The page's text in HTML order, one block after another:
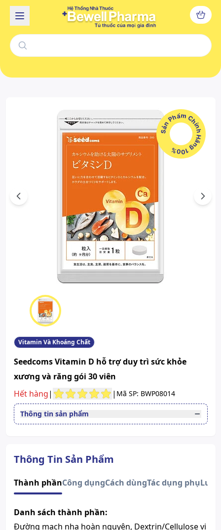
Sản Phẩm Chính Hãng 100%
Previous Next
Vitamin Và Khoáng Chất
Seedcoms Vitamin D hỗ trợ duy trì sức khỏe
xương và răng gói 30 viên
Hết hàng| | Mã SP: BWP08014
Thông tin sản phẩm
Nhà sản xuất
F - Ryukyu Co., Ltd
Nước sản xuất
Xuất xứ thương
Nhật Bản
Thành phần chính
(Canxi), Dextrin
Xem giấy công bố sản phẩm
Thông Tin Sản Phẩm
Thành phầnCông dụngCách dùngTác dụng phụLưu
Danh sách thành phần:
Đường mạch nha hoàn nguyên, Dextrin/Cellulose vi